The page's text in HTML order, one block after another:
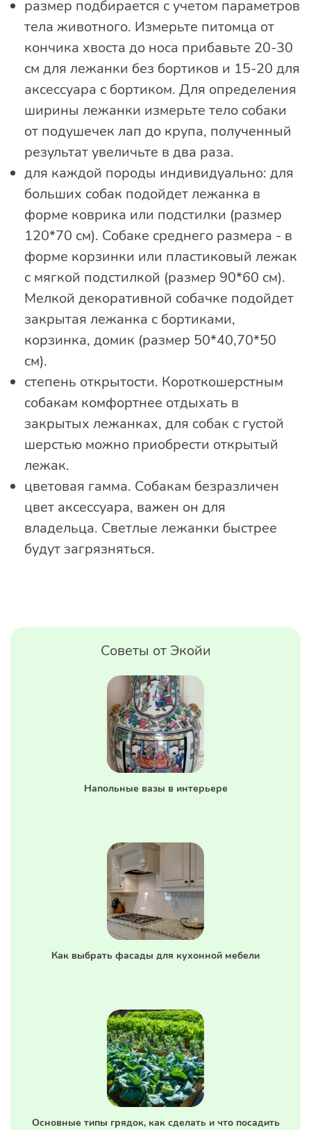
размер подбирается с учетом параметров
тела животного. Измерьте питомца от
кончика хвоста до носа прибавьте 20-30
см для лежанки без бортиков и 15-20 для
аксессуара с бортиком. Для определения
ширины лежанки измерьте тело собаки
от подушечек лап до крупа, полученный
результат увеличьте в два раза.
для каждой породы индивидуально: для
больших собак подойдет лежанка в
форме коврика или подстилки (размер
120*70 см). Собаке среднего размера - в
форме корзинки или пластиковый лежак
с мягкой подстилкой (размер 90*60 см).
Мелкой декоративной собачке подойдет
закрытая лежанка с бортиками,
корзинка, домик (размер 50*40,70*50
см).
степень открытости. Короткошерстным
собакам комфортнее отдыхать в
закрытых лежанках, для собак с густой
шерстью можно приобрести открытый
лежак.
цветовая гамма. Собакам безразличен
цвет аксессуара, важен он для
владельца. Светлые лежанки быстрее
будут загрязняться.
Советы от Экойи
Напольные вазы в интерьере
Как выбрать фасады для кухонной мебели
Основные типы грядок, как сделать и что посадить